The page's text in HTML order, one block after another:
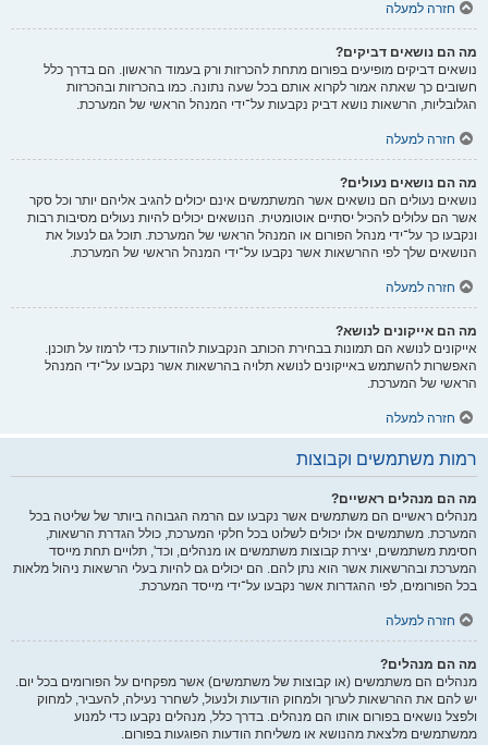
חזרה למעלה
מה הם נושאים דביקים?
נושאים דביקים מופיעים בפורום מתחת להכרזות ורק בעמוד הראשון. הם בדרך כלל
חשובים כך שאתה אמור לקרוא אותם בכל שעה נתונה. כמו בהכרזות ובהכרזות
הגלובליות, הרשאות נושא דביק נקבעות על־ידי המנהל הראשי של המערכת.
חזרה למעלה
מה הם נושאים נעולים?
נושאים נעולים הם נושאים אשר המשתמשים אינם יכולים להגיב אליהם יותר וכל סקר
אשר הם עלולים להכיל יסתיים אוטומטית. הנושאים יכולים להיות נעולים מסיבות רבות
ונקבעו כך על־ידי מנהל הפורום או המנהל הראשי של המערכת. תוכל גם לנעול את
הנושאים שלך לפי ההרשאות אשר נקבעו על־ידי המנהל הראשי של המערכת.
חזרה למעלה
מה הם אייקונים לנושא?
אייקונים לנושא הם תמונות בבחירת הכותב הנקבעות להודעות כדי לרמוז על תוכנן.
האפשרות להשתמש באייקונים לנושא תלויה בהרשאות אשר נקבעו על־ידי המנהל
הראשי של המערכת.
חזרה למעלה
רמות משתמשים וקבוצות
מה הם מנהלים ראשיים?
מנהלים ראשיים הם משתמשים אשר נקבעו עם הרמה הגבוהה ביותר של שליטה בכל
המערכת. משתמשים אלו יכולים לשלוט בכל חלקי המערכת, כולל הגדרת הרשאות,
חסימת משתמשים, יצירת קבוצות משתמשים או מנהלים, וכד', תלויים תחת מייסד
המערכת ובהרשאות אשר הוא נתן להם. הם יכולים גם להיות בעלי הרשאות ניהול מלאות
בכל הפורומים, לפי ההגדרות אשר נקבעו על־ידי מייסד המערכת.
חזרה למעלה
מה הם מנהלים?
מנהלים הם משתמשים (או קבוצות של משתמשים) אשר מפקחים על הפורומים בכל יום.
יש להם את ההרשאות לערוך ולמחוק הודעות ולנעול, לשחרר נעילה, להעביר, למחוק
ולפצל נושאים בפורום אותו הם מנהלים. בדרך כלל, מנהלים נקבעו כדי למנוע
ממשתמשים מלצאת מהנושא או משליחת הודעות הפוגעות בפורום.